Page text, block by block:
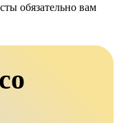
обязательно вам